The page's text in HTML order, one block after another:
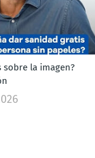
sobre la imagen?